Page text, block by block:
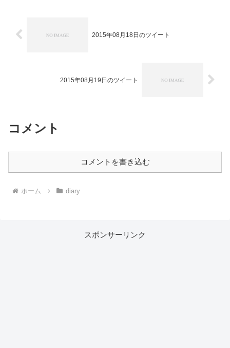
2015年08月18日のツイート
2015年08月19日のツイート
コメント
コメントを書き込む
ホーム diary
スポンサーリンク